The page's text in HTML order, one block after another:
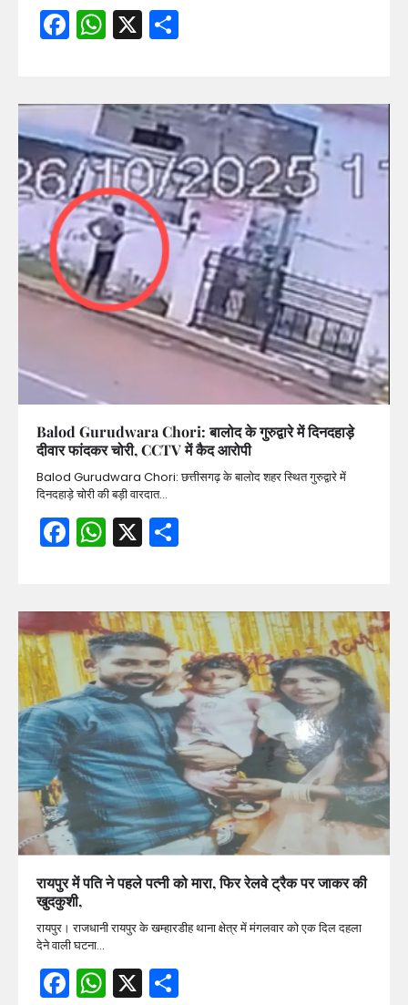
Facebook
WhatsApp
X
Balod Gurudwara Chori: बालोद के गुरुद्वारे में दिनदहाड़े
दीवार फांदकर चोरी, CCTV में कैद आरोपी
Balod Gurudwara Chori: छत्तीसगढ़ के बालोद शहर स्थित गुरुद्वारे में
दिनदहाड़े चोरी की बड़ी वारदात…
Facebook
WhatsApp
X
रायपुर में पति ने पहले पत्नी को मारा, फिर रेलवे ट्रैक पर जाकर की
खुदकुशी,
रायपुर। राजधानी रायपुर के खम्हारडीह थाना क्षेत्र में मंगलवार को एक दिल दहला
देने वाली घटना…
Facebook
WhatsApp
X